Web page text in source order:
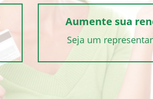
Aumente sua
Seja um